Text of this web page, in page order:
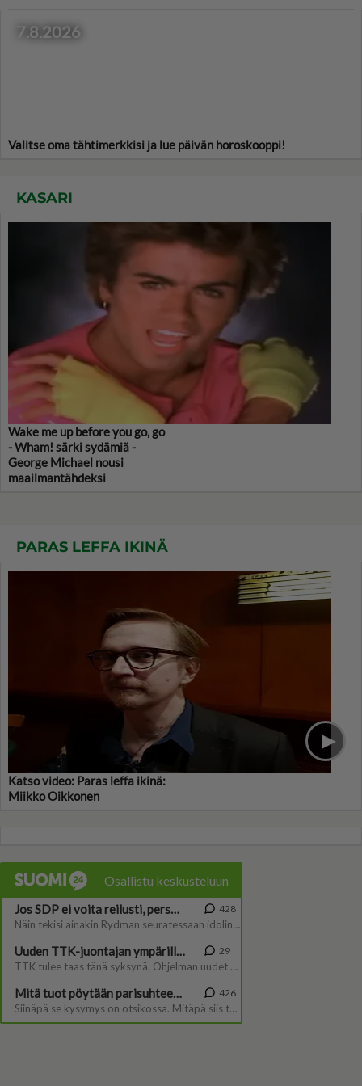
7.8.2026
Valitse oma tähtimerkkisi ja lue päivän horoskooppi!
KASARI
Wake me up before you go, go
- Wham! särki sydämiä -
George Michael nousi
maailmantähdeksi
PARAS LEFFA IKINÄ
Katso video: Paras leffa ikinä:
Miikko Oikkonen